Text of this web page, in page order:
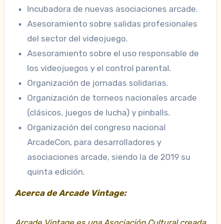
Incubadora de nuevas asociaciones arcade.
Asesoramiento sobre salidas profesionales
del sector del videojuego.
Asesoramiento sobre el uso responsable de
los videojuegos y el control parental.
Organización de jornadas solidarias.
Organización de torneos nacionales arcade
(clásicos, juegos de lucha) y pinballs.
Organización del congreso nacional
ArcadeCon, para desarrolladores y
asociaciones arcade, siendo la de 2019 su
quinta edición.
Acerca de Arcade Vintage: